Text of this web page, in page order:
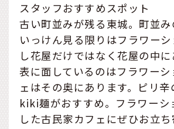
スタッフおすすめスポット
古い町並みが残る東城。町並
いっけん見る限りはフラワー
し花屋だけではなく花屋の中に
表に面しているのはフラワーシ
ェはその奥にあります。ピリ辛
kiki麺がおすすめ。フラワーシ
した古民家カフェにぜひお立